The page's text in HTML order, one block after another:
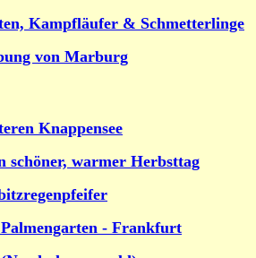
Kampfläufer & Schmetterlinge
von Marburg
Knappensee
schöner, warmer Herbsttag
- Frankfurt